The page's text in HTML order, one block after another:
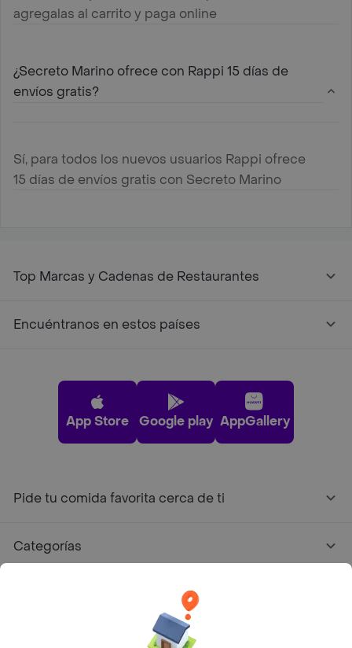
agregalas al carrito y paga online
¿Secreto Marino ofrece con Rappi 15 días de
envíos gratis?
Sí, para todos los nuevos usuarios Rappi ofrece
15 días de envíos gratis con Secreto Marino
Top Marcas y Cadenas de Restaurantes
Encuéntranos en estos países
App Store Google play AppGallery
Pide tu comida favorita cerca de ti
Categorías